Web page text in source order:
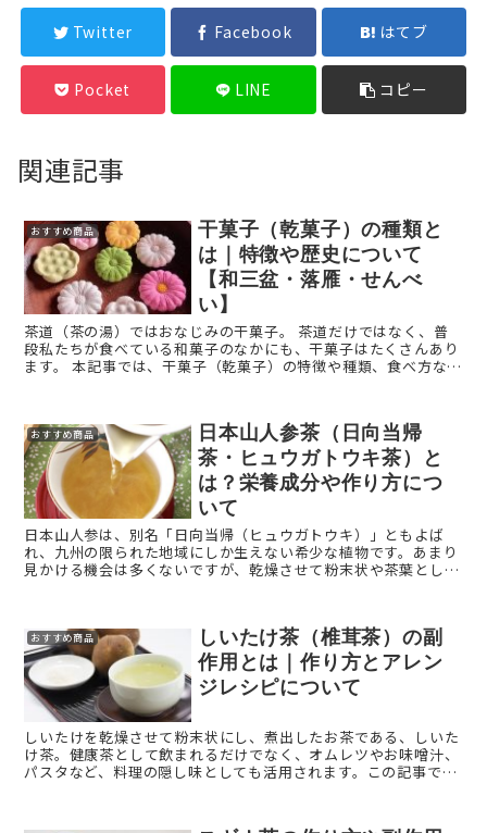
Twitter Facebook はてブ
Pocket LINE コピー
関連記事
おすすめ商品
干菓子（乾菓子）の種類と
は｜特徴や歴史について
【和三盆・落雁・せんべ
い】
茶道（茶の湯）ではおなじみの干菓子。 茶道だけではなく、普
段私たちが食べている和菓子のなかにも、干菓子はたくさんあり
ます。 本記事では、干菓子（乾菓子）の特徴や種類、食べ方など
おすすめ商品
日本山人参茶（日向当帰
茶・ヒュウガトウキ茶）と
は？栄養成分や作り方につ
いて
日本山人参は、別名「日向当帰（ヒュウガトウキ）」ともよば
れ、九州の限られた地域にしか生えない希少な植物です。あまり
見かける機会は多くないですが、乾燥させて粉末状や茶葉として
おすすめ商品
しいたけ茶（椎茸茶）の副
作用とは｜作り方とアレン
ジレシピについて
しいたけを乾燥させて粉末状にし、煮出したお茶である、しいた
け茶。健康茶として飲まれるだけでなく、オムレツやお味噌汁、
パスタなど、料理の隠し味としても活用されます。この記事で